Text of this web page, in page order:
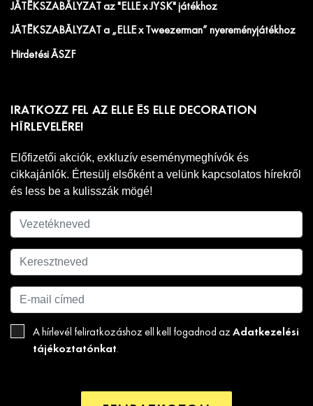
JÁTÉKSZABÁLYZAT az "ELLE x JYSK" játékhoz
JÁTÉKSZABÁLYZAT a „ELLE x Tweezerman” nyereményjátékhoz
Hirdetési ÁSZF
IRATKOZZ FEL AZ ELLE ÉS ELLE DECORATION
HÍRLEVELÉRE!
Előfizetői akciók, exkluzív eseménymeghívók és
cikkajánlók. Értesülj elsőként a velünk kapcsolatos hírekről
és less be a kulisszák mögé!
A hírlevél feliratkozáshoz ell kell fogadnod az Adatkezelési
tájékoztatónkat.